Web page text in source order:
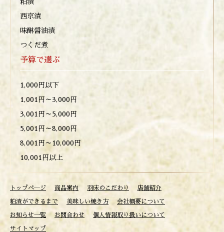
粕漬
西京漬
味醂醤油漬
つくだ煮
予算で選ぶ
1,000円以下
1,001円～3,000円
3,001円～5,000円
5,001円～8,000円
8,001円～10,000円
10,001円以上
トップペ―ジ 商品案内 羽床のこだわり 店舗紹介
粕漬ができるまで 美味しい焼き方 会社概要について
お知らせ一覧 お問合わせ 個人情報取り扱いについて
サイトマップ